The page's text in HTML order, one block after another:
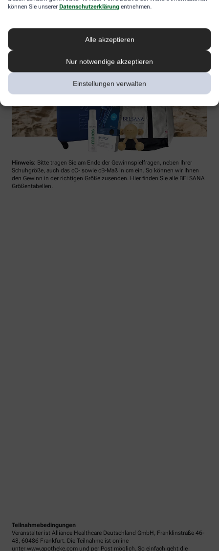
können Sie unserer Datenschutzerklärung entnehmen.
Alle akzeptieren
Nur notwendige akzeptieren
Einstellungen verwalten
Hinweis: Bitte tragen Sie am Ende der Gewinnspielfragen, neben Ihrer
Schuhgröße, auch das cC- sowie cB-Maß in cm ein. So können wir Ihnen
den Gewinn in der richtigen Größe zusenden. Hier finden Sie alle BELSANA
Größentabellen.
Teilnahmebedingungen
Veranstalter ist Alliance Healthcare Deutschland GmbH, Franklinstraße 46-
48, 60486 Frankfurt. Die Teilnahme ist online
unter www.apotheke.com und per Post möglich. So einfach geht die